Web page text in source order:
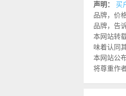
声明： 买
品牌，价
品牌，告
本网站转
味着认同
本网站公
将尊重作